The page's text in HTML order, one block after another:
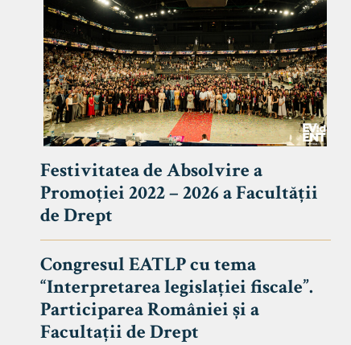
Festivitatea de Absolvire a
Promoției 2022 – 2026 a Facultății
de Drept
Congresul EATLP cu tema
“Interpretarea legislației fiscale”.
Participarea României și a
Facultații de Drept